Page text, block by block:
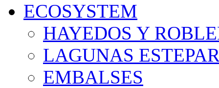
ECOSYSTEM
HAYEDOS Y
LAGUNAS
EMBALSES